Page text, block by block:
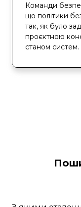
Команди
що політики
так, як було
проєктною
станом систем.